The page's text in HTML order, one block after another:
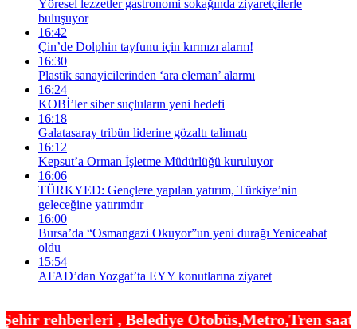
Yöresel lezzetler gastronomi sokağında ziyaretçilerle
buluşuyor
16:42
Çin’de Dolphin tayfunu için kırmızı alarm!
16:30
Plastik sanayicilerinden ‘ara eleman’ alarmı
16:24
KOBİ’ler siber suçluların yeni hedefi
16:18
Galatasaray tribün liderine gözaltı talimatı
16:12
Kepsut’a Orman İşletme Müdürlüğü kuruluyor
16:06
TÜRKYED: Gençlere yapılan yatırım, Türkiye’nin
geleceğine yatırımdır
16:00
Bursa’da “Osmangazi Okuyor”un yeni durağı Yeniceabat
oldu
15:54
AFAD’dan Yozgat’ta EYY konutlarına ziyaret
, Belediye Otobüs,Metro,Tren saatleri